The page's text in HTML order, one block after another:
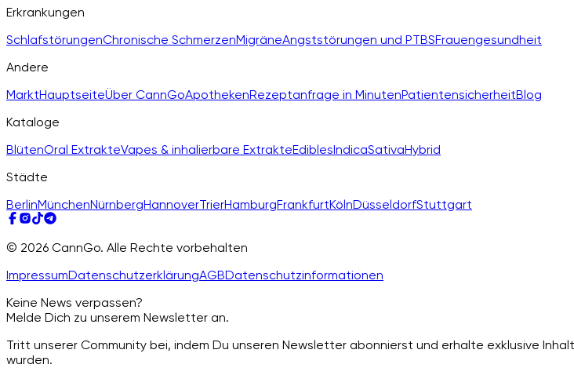
Erkrankungen
SchlafstörungenChronische SchmerzenMigräneAngststörungen und PTBSFrauengesundheit
Andere
MarktHauptseiteÜber CannGoApothekenRezeptanfrage in MinutenPatientensicherheitBlog
Kataloge
BlütenOral ExtrakteVapes & inhalierbare ExtrakteEdiblesIndicaSativaHybrid
Städte
BerlinMünchenNürnbergHannoverTrierHamburgFrankfurtKölnDüsseldorfStuttgart
© 2026 CannGo. Alle Rechte vorbehalten
ImpressumDatenschutzerklärungAGBDatenschutzinformationen
Keine News verpassen?
Melde Dich zu unserem Newsletter an.
Tritt unserer Community bei, indem Du unseren Newsletter abonnierst und erhalte exklusive
wurden.